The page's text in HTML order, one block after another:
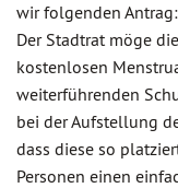
wir folgenden Antrag:
Der Stadtrat möge
kostenlosen
weiterführenden
bei der Aufstellung
dass diese so
Personen einen